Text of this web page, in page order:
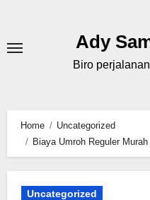
content
Ady
Biro
Home
Uncategorized
Biaya Umroh Reguler
Uncategorized